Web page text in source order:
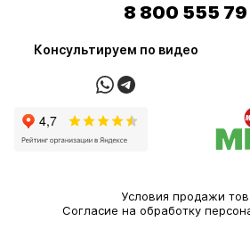
Консультируем по видео
8 800 555
Условия продажи
Согласие на обработку